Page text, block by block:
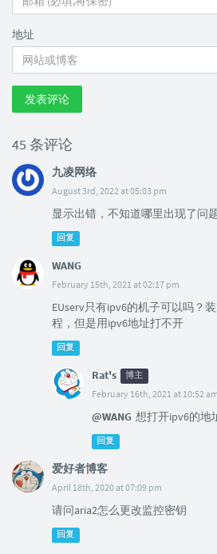
地址
发表评论
45 条评论
九凌网络
August 3rd, 2022 at 05:03 pm
显示出错，不知道哪里出现了问
回复
WANG
February 15th, 2021 at 02:17 pm
EUserv只有ipv6的机子可以吗？
程，但是用ipv6地址打不开
回复
Rat's 博主
February 16th, 2021 at 10:52 am
@WANG 想打开ipv6的地
回复
爱好者博客
April 18th, 2020 at 07:09 pm
请问aria2怎么更改监控密钥
回复